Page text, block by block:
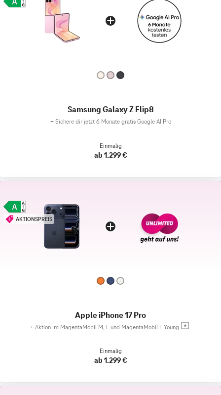
Samsung Galaxy Z Flip8
+ Sichere dir jetzt 6 Monate gratis Google AI Pro
Einmalig
ab 1.299 €
AKTIONSPREIS
Apple iPhone 17 Pro
+ Aktion im MagentaMobil M, L und MagentaMobil L Young
Einmalig
ab 1.299 €